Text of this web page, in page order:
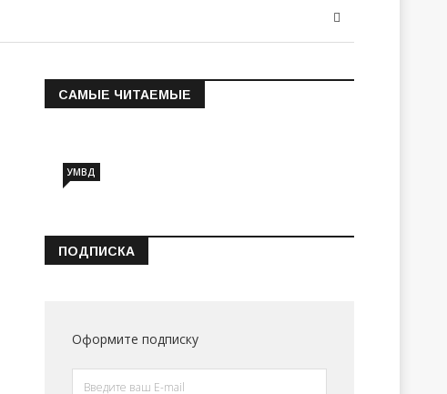
САМЫЕ ЧИТАЕМЫЕ
Информация о состоянии
УМВД
ПОДПИСКА
Оформите подписку